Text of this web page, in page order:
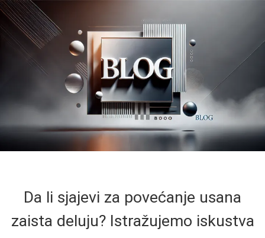
Da li sjajevi za povećanje usana
zaista deluju? Istražujemo iskustva